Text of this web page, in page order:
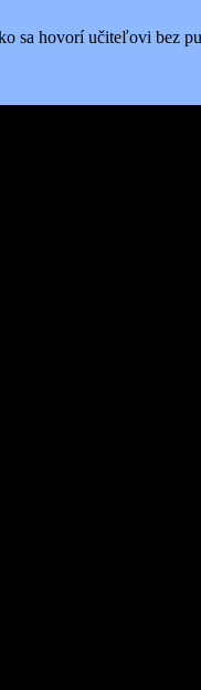
sa hovorí učiteľovi bez